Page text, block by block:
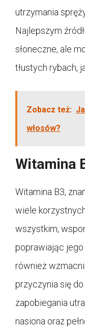
utrzymania
Najlepszym
słoneczne, ale
tłustych rybach,
Zobacz też:
włosów?
Witamina
Witamina B3,
wiele
wszystkim,
poprawiając jego
również
przyczynia się
zapobiegania
nasiona oraz